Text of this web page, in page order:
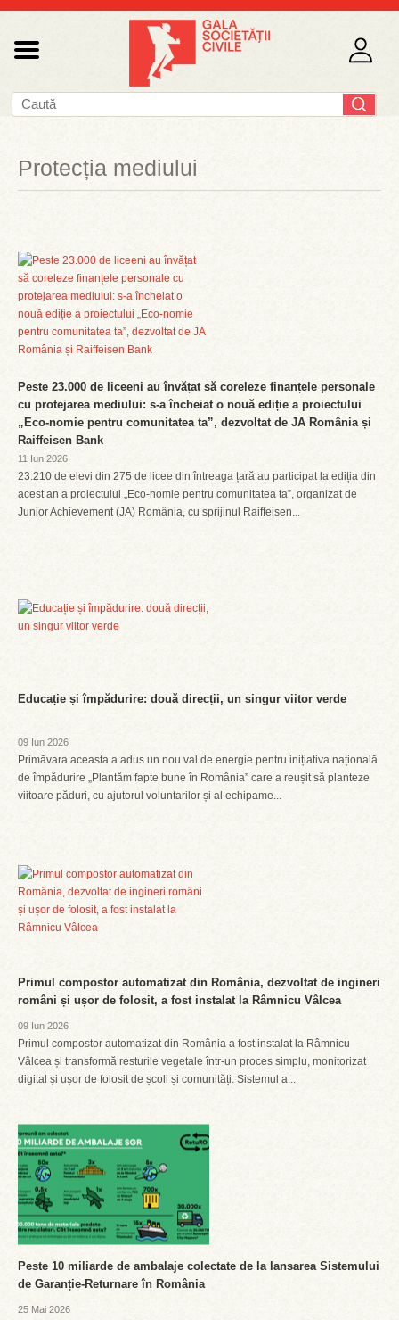
Protecția mediului
Peste 23.000 de liceeni au învățat să coreleze finanțele personale
cu protejarea mediului: s-a încheiat o nouă ediție a proiectului
„Eco-nomie pentru comunitatea ta”, dezvoltat de JA România și
Raiffeisen Bank
11 Iun 2026
23.210 de elevi din 275 de licee din întreaga țară au participat la ediția din
acest an a proiectului „Eco-nomie pentru comunitatea ta”, organizat de
Junior Achievement (JA) România, cu sprijinul Raiffeisen...
Educație și împădurire: două direcții, un singur viitor verde
09 Iun 2026
Primăvara aceasta a adus un nou val de energie pentru inițiativa națională
de împădurire „Plantăm fapte bune în România” care a reușit să planteze
viitoare păduri, cu ajutorul voluntarilor și al echipame...
Primul compostor automatizat din România, dezvoltat de ingineri
români și ușor de folosit, a fost instalat la Râmnicu Vâlcea
09 Iun 2026
Primul compostor automatizat din România a fost instalat la Râmnicu
Vâlcea și transformă resturile vegetale într-un proces simplu, monitorizat
digital și ușor de folosit de școli și comunități. Sistemul a...
Peste 10 miliarde de ambalaje colectate de la lansarea Sistemului
de Garanție-Returnare în România
25 Mai 2026